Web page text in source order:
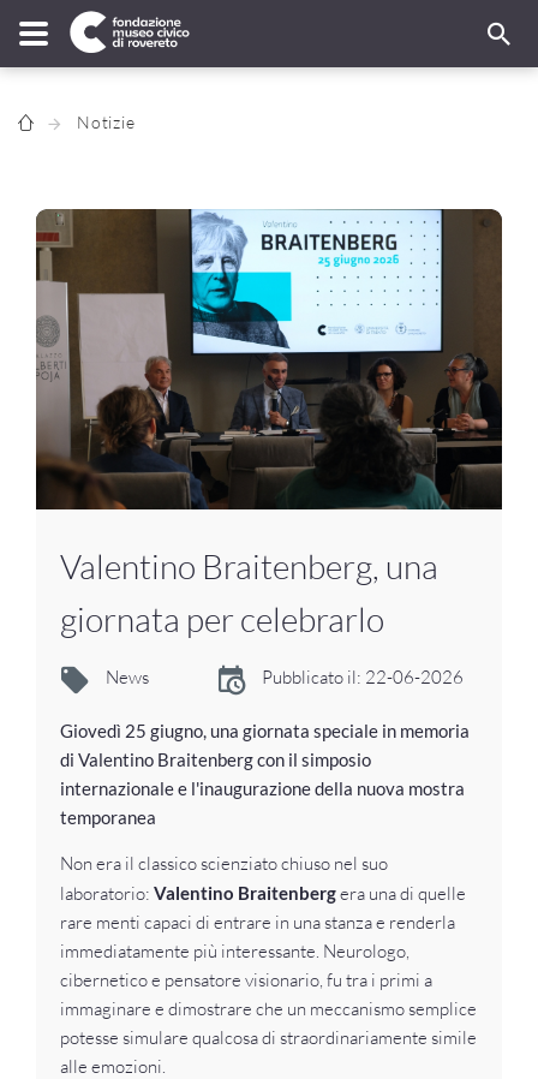
Notizie
Valentino Braitenberg, una
giornata per celebrarlo
News Pubblicato il: 22-06-2026
Giovedì 25 giugno, una giornata speciale in memoria
di Valentino Braitenberg con il simposio
internazionale e l'inaugurazione della nuova mostra
temporanea
Non era il classico scienziato chiuso nel suo
laboratorio: Valentino Braitenbergera una di quelle
rare menti capaci di entrare in una stanza e renderla
immediatamente più interessante. Neurologo,
cibernetico e pensatore visionario, fu tra i primi a
immaginare e dimostrare che un meccanismo semplice
potesse simulare qualcosa di straordinariamente simile
alle emozioni.